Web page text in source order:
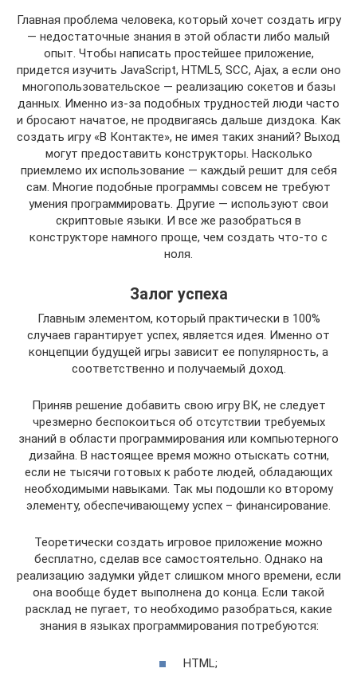
Главная проблема человека, который хочет создать игру
— недостаточные знания в этой области либо малый
опыт. Чтобы написать простейшее приложение,
придется изучить JavaScript, HTML5, SCC, Ajax, а если оно
многопользовательское — реализацию сокетов и базы
данных. Именно из-за подобных трудностей люди часто
и бросают начатое, не продвигаясь дальше диздока. Как
создать игру «В Контакте», не имея таких знаний? Выход
могут предоставить конструкторы. Насколько
приемлемо их использование — каждый решит для себя
сам. Многие подобные программы совсем не требуют
умения программировать. Другие — используют свои
скриптовые языки. И все же разобраться в
конструкторе намного проще, чем создать что-то с
ноля.
Залог успеха
Главным элементом, который практически в 100%
случаев гарантирует успех, является идея. Именно от
концепции будущей игры зависит ее популярность, а
соответственно и получаемый доход.
Приняв решение добавить свою игру ВК, не следует
чрезмерно беспокоиться об отсутствии требуемых
знаний в области программирования или компьютерного
дизайна. В настоящее время можно отыскать сотни,
если не тысячи готовых к работе людей, обладающих
необходимыми навыками. Так мы подошли ко второму
элементу, обеспечивающему успех – финансирование.
Теоретически создать игровое приложение можно
бесплатно, сделав все самостоятельно. Однако на
реализацию задумки уйдет слишком много времени, если
она вообще будет выполнена до конца. Если такой
расклад не пугает, то необходимо разобраться, какие
знания в языках программирования потребуются:
HTML;